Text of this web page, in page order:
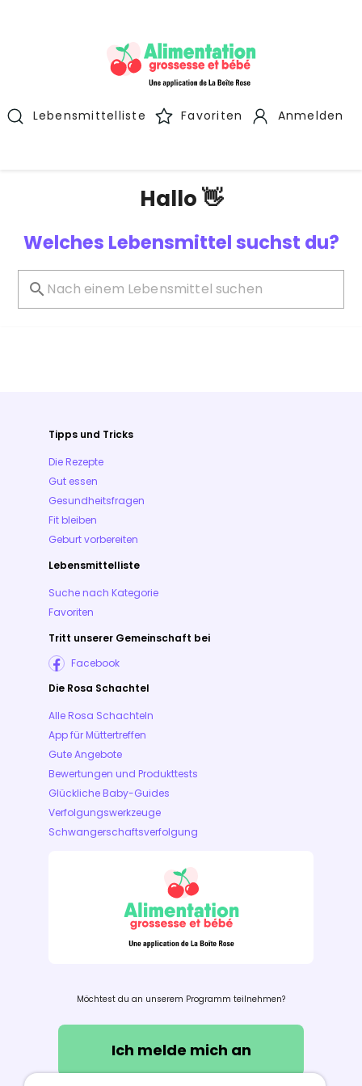
Lebensmittelliste Favoriten Anmelden
Hallo 👋
Welches Lebensmittel suchst du?
Tipps und Tricks
Die Rezepte
Gut essen
Gesundheitsfragen
Fit bleiben
Geburt vorbereiten
Lebensmittelliste
Suche nach Kategorie
Favoriten
Tritt unserer Gemeinschaft bei
Facebook
Die Rosa Schachtel
Alle Rosa Schachteln
App für Müttertreffen
Gute Angebote
Bewertungen und Produkttests
Glückliche Baby-Guides
Verfolgungswerkzeuge
Schwangerschaftsverfolgung
Möchtest du an unserem Programm teilnehmen?
Ich melde mich an